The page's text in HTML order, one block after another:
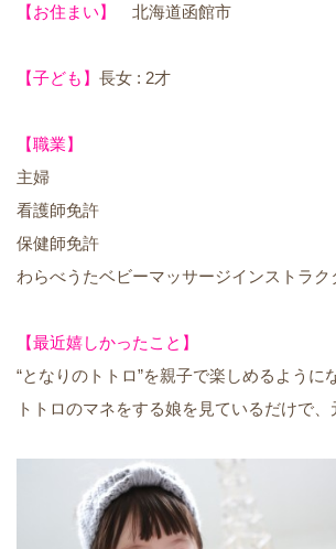
【お住まい】 北海道函館市
【子ども】 長女 : 2才
【職業】
主婦
看護師免許
保健師免許
わらべうたベビーマッサージインストラク
【最近嬉しかったこと】
“となりのトトロ”を親子で楽しめるように
トトロのマネをする娘を見ているだけで